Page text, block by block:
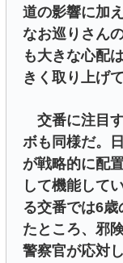
道の影響に加
なお巡りさん
も大きな心配
きく取り上げて
交番に注目
ボも同様だ。
が戦略的に配
して機能して
る交番では6
たところ、邪
警察官が応対